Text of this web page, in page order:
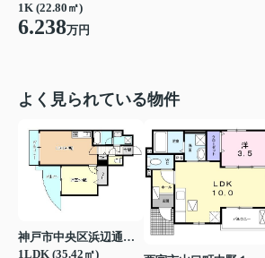
1K (22.80㎡)
6.238万円
よく見られている物件
神戸市中央区浜辺通３丁目
1LDK (35.42㎡)